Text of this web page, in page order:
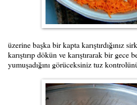
üzerine başka bir kapta karıştırdığınız
karıştırıp dökün ve karıştırarak bir gece
yumuşadığını görüceksiniz tuz